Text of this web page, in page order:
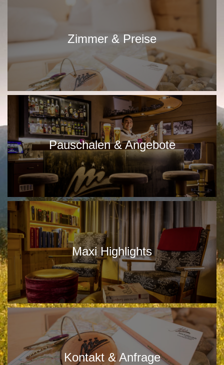
Zimmer & Preise
Pauschalen & Angebote
Maxi Highlights
Kontakt & Anfrage